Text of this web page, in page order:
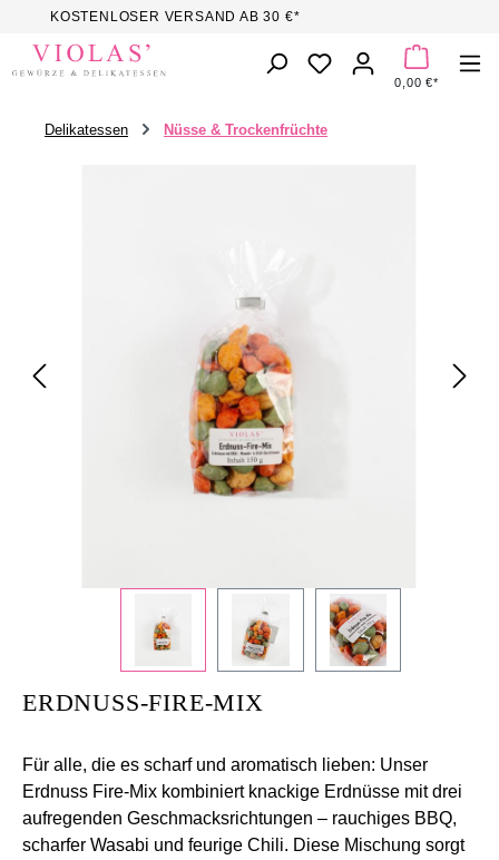
Zum Hauptinhalt springen
KOSTENLOSER VERSAND AB 30 €*
DU HAST 0
0,00 €*
Delikatessen Nüsse & Trockenfrüchte
ERDNUSS-FIRE-MIX
Für alle, die es scharf und aromatisch lieben: Unser
Erdnuss Fire-Mix kombiniert knackige Erdnüsse mit drei
aufregenden Geschmacksrichtungen – rauchiges BBQ,
scharfer Wasabi und feurige Chili. Diese Mischung sorgt